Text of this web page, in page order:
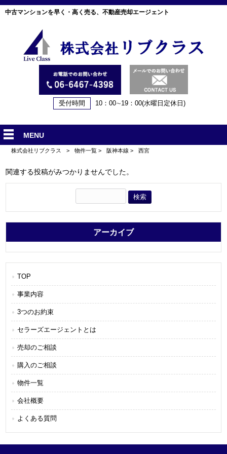
中古マンションを早く・高く売る、不動産売却エージェント
受付時間 10：00∼19：00(水曜日定休日)
MENU
株式会社リブクラス > 物件一覧 > 阪神本線 > 西宮
関連する投稿がみつかりませんでした。
アーカイブ
TOP
事業内容
3つのお約束
セラーズエージェントとは
売却のご相談
購入のご相談
物件一覧
会社概要
よくある質問